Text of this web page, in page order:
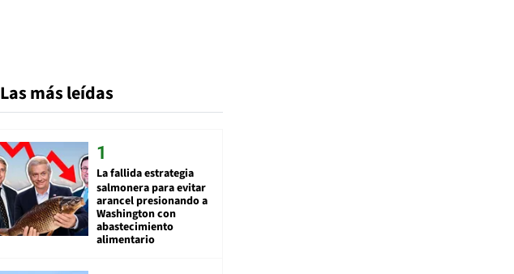
Las más leídas
La fallida estrategia
salmonera para evitar
arancel presionando a
Washington con
abastecimiento
alimentario